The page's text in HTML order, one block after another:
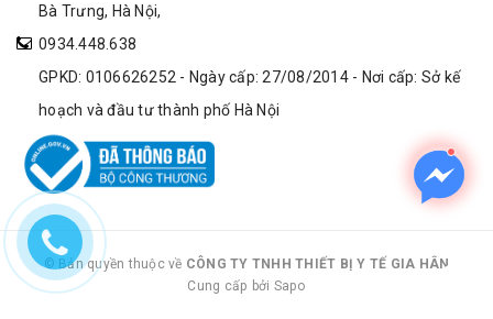
Bà Trưng, Hà Nội,
0934.448.638
GPKD: 0106626252 - Ngày cấp: 27/08/2014 - Nơi cấp: Sở kế
hoạch và đầu tư thành phố Hà Nội
© Bản quyền thuộc về CÔNG TY TNHH THIẾT BỊ Y TẾ GIA HÂN
|
Cung cấp bởi Sapo